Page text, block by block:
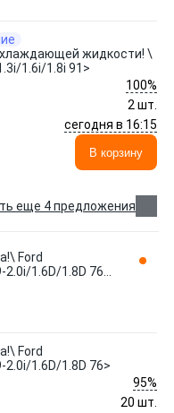
жидкости! \
1.6i/1.8i 91>
100%
2 шт.
сегодня в 16:15
В корзину
еще 4 предложения
Ford
1.6D/1.8D 76>
Ford
1.6D/1.8D 76>
95%
20 шт.